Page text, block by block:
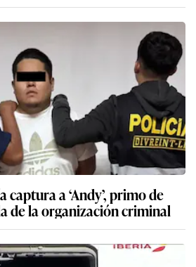
captura a ‘Andy’, primo de
de la organización criminal